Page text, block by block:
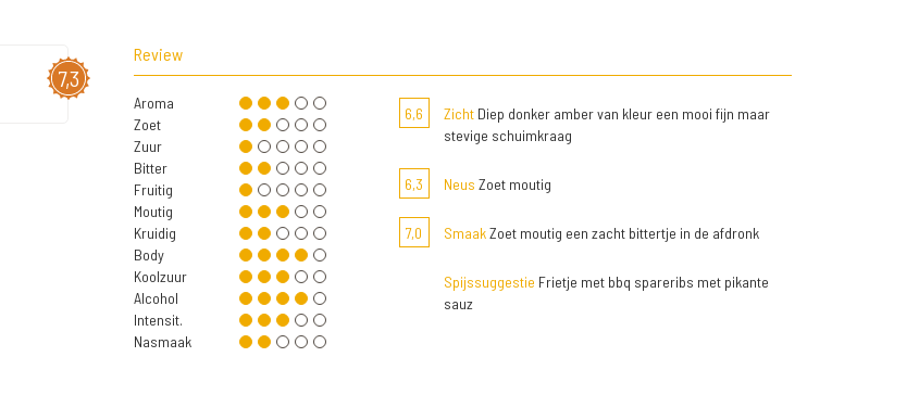
7,3
Review
Aroma
Zoet
Zuur
Bitter
Fruitig
Moutig
Kruidig
Body
Koolzuur
Alcohol
Intensit.
Nasmaak
6,6 ZichtDiep donker amber van kleur een mooi fijn maar
stevige schuimkraag
6,3 Neus Zoet moutig
7,0 SmaakZoet moutig een zacht bittertje in de afdronk
Spijssuggestie Frietje met bbq spareribs met pikante
sauz